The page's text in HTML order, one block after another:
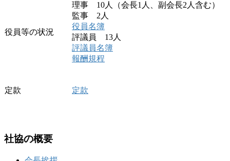
役員等の状況
理事 10人（会長1人、副会長2人含む）
監事 2人
役員名簿
評議員 13人
評議員名簿
報酬規程
定款 定款
社協の概要